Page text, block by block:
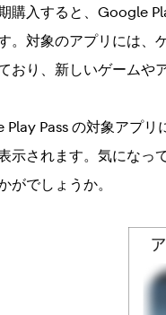
購入すると、Google
。対象のアプリには、
おり、新しいゲームや
Play Pass の対象アプ
示されます。気になっ
がでしょうか。